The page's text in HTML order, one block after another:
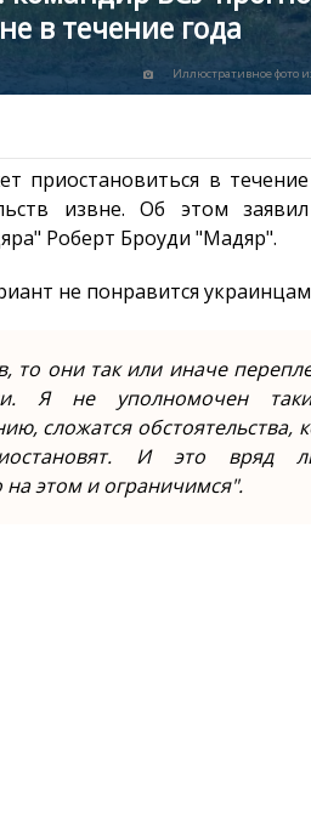
в течение года
Иллюстративное фото
приостановиться в
извне. Об этом
Роберт Броуди "Мадяр".
не понравится
то они так или иначе
Я не уполномочен
сложатся обстоятельства,
И это вряд
на этом и ограничимся".